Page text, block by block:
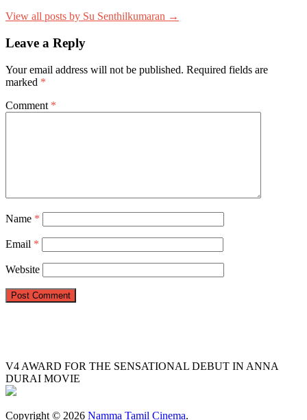
View all posts by Su Senthilkumaran →
Leave a Reply
Your email address will not be published. Required fields are
marked *
Comment *
Name *
Email *
Website
V4 AWARD FOR THE SENSATIONAL DEBUT IN ANNA
DURAI MOVIE
Copyright © 2026 Namma Tamil Cinema.